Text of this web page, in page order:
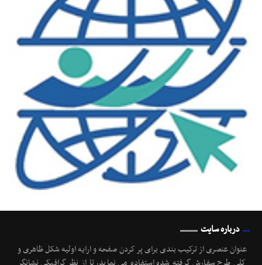
درباره سایت
عنوان عنصری از ترکیب بندی برای پر کردن صفحه و ارایه اولیه شکل ظاهری و